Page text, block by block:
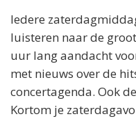
Iedere
luisteren naar de
uur lang aandacht
met nieuws over de
concertagenda. Ook
Kortom je